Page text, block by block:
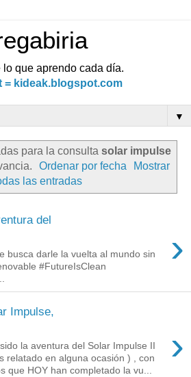
que aprendo cada día.
= kideak.blogspot.com
▼
para la consulta solar impulse
Ordenar por fecha
Mostrar
las entradas
del
›
busca darle la vuelta al mundo sin
#FutureIsClean
Impulse,
›
la aventura del Solar Impulse II
relatado en alguna ocasión ) , con
que HOY han completado la vu...